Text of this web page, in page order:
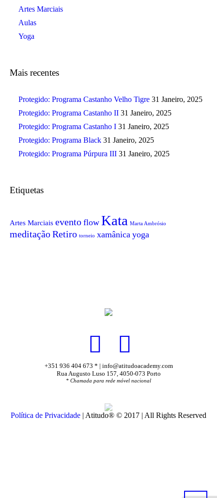
Artes Marciais
Aulas
Yoga
Mais recentes
Protegido: Programa Castanho Velho Tigre 31 Janeiro, 2025
Protegido: Programa Castanho II 31 Janeiro, 2025
Protegido: Programa Castanho I 31 Janeiro, 2025
Protegido: Programa Black 31 Janeiro, 2025
Protegido: Programa Púrpura III 31 Janeiro, 2025
Etiquetas
Artes Marciais evento flow Kata Marta Ambrósio
meditaçãoRetiro torneio xamânica yoga
+351 936 404 673 * | info@atitudoacademy.com
Rua Augusto Luso 157, 4050-073 Porto
* Chamada para rede móvel nacional
Política de Privacidade | Atitudo® © 2017 | All Rights Reserved